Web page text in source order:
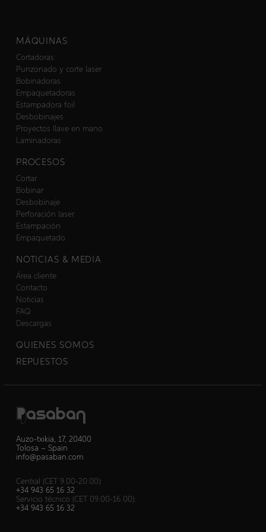
MÁQUINAS
Cortadoras
Punzonado y corte laser
Bobinadoras
Empaquetadoras
Estampadora foil
Desbobinajes
Proyectos llave en mano
Laminadoras
PROCESOS
Cortar
Bobinar
Desbobinaje
Perforación laser
Estampación
Empaquetado
NOTICIAS & MEDIA
Área cliente
Contacto
Noticias
FAQ
Descargas
QUIENES SOMOS
REPUESTOS
Auzo-txikia, 17, 20400
Tolosa – Spain
info@pasaban.com
Central (CET 9.00-20.00):
+34 943 65 16 32
Servicio técnico (CET 09.00-16.00):
+34 943 65 16 32